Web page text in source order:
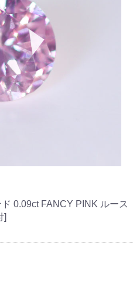
0.09ct FANCY PINK ルース
]